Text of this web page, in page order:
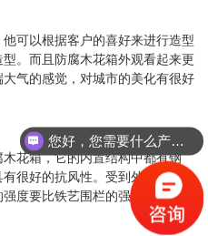
可以根据客户的喜好来进行造型
。而且防腐木花箱外观看起来更
气的感觉，对城市的美化有很好
花箱，它的内置结构中都有钢
很好的抗风性。受到外界的推
度要比铁艺围栏的强度还要高。
您好，您需要什么产品？